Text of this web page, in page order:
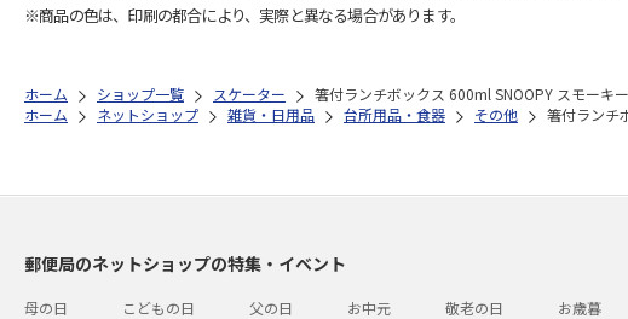
※商品の色は、印刷の都合により、実際と異なる場合があります。
ホーム ショップ一覧 スケーター
箸付ランチボックス 600ml SNOOPY スモーキ
ホーム
ネットショップ 雑貨・日用品 台所用品・食器 その他 箸付ランチ
郵便局のネットショップの特集・イベント
母の日 こどもの日 父の日 お中元 敬老の日 お歳暮